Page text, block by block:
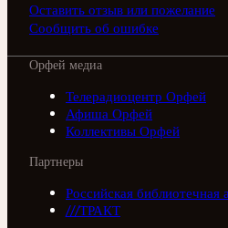
Оставить отзыв или пожелание
Сообщить об ошибке
Орфей медиа
Телерадиоцентр Орфей
Афиша Орфей
Коллективы Орфей
Партнеры
Российская библиотечная
///ТРАКТ